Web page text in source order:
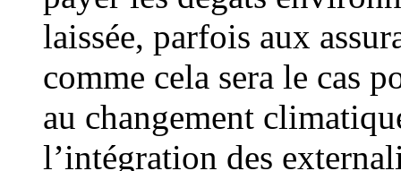
laissée, parfois aux
comme cela sera le cas
au changement
l’intégration des